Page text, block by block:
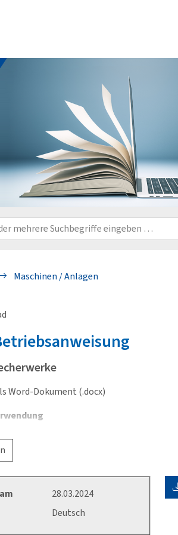
Maschinen / Anlagen
Word-Dokument (.docx)
Inhalte dieser Muster-
betrieblichen Verhältnisse angepasst
Betriebsanweisung ist der
28.03.2024
Deutsch